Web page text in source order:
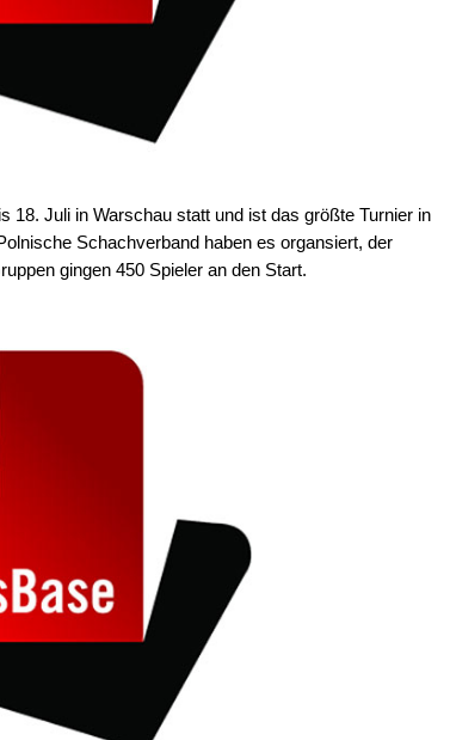
18. Juli in Warschau statt und ist das größte Turnier in
Schachverband haben es organsiert, der
gingen 450 Spieler an den Start.